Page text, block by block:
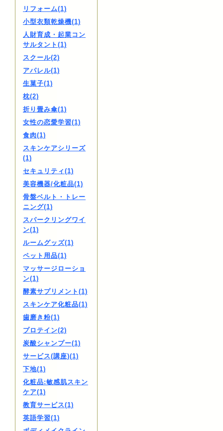
リフォーム(1)
小型衣類乾燥機(1)
人財育成・起業コン
サルタント(1)
スクール(2)
アパレル(1)
生菓子(1)
枕(2)
折り畳み傘(1)
女性の恋愛学習(1)
食肉(1)
スキンケアシリーズ
(1)
セキュリティ(1)
美容機器/化粧品(1)
骨盤ベルト・トレー
ニング(1)
スパークリングワイ
ン(1)
ルームグッズ(1)
ペット用品(1)
マッサージローショ
ン(1)
酵素サプリメント(1)
スキンケア化粧品(1)
歯磨き粉(1)
プロテイン(2)
炭酸シャンプー(1)
サービス(講座)(1)
下地(1)
化粧品:敏感肌スキン
ケア(1)
教育サービス(1)
英語学習(1)